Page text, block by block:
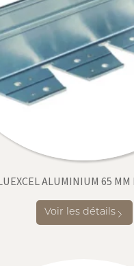
ALUMINIUM 65 MM
Voir les détails